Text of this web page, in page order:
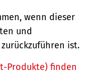
wenn dieser
und
ist.
Produkte) finden